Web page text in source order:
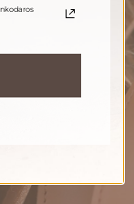
ir gaukite